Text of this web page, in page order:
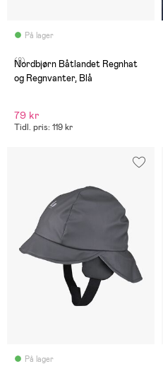
På lager
(8)
Nordbjørn Båtlandet Regnhat
og Regnvanter, Blå
79 kr
Tidl. pris: 119 kr
På lager